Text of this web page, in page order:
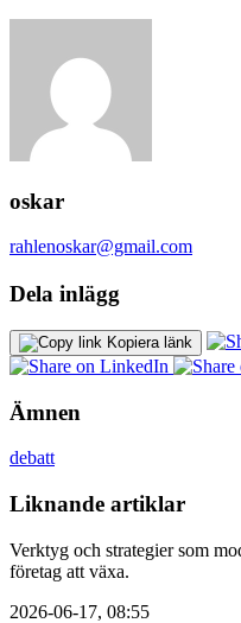
oskar
rahlenoskar@gmail.com
Dela inlägg
Kopiera länk
Ämnen
debatt
Liknande artiklar
Verktyg och strategier som
företag att växa.
2026-06-17, 08:55